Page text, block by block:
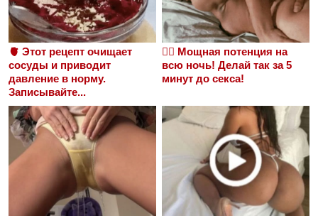
🫀 Этот рецепт очищает
сосуды и приводит
давление в норму.
Записывайте...
❤️‍🔥 Мощная потенция на
всю ночь! Делай так за 5
минут до секса!